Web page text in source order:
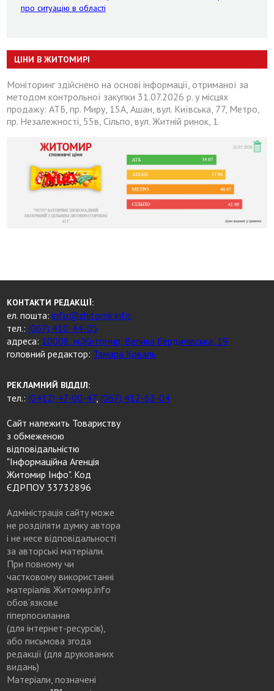
про ситуацію в області
ЦІНИ В ЖИТОМИРІ
Моніторинг здійснено на основі інформації, отриманої за
методом контрольної закупки 31.07.2026 р. у місцях
продажу: АТБ, пр. Миру, 15А, Ашан, вул. Київська, 77, Метро,
пр. Незалежності, 55в, Сільпо, вул. Житній ринок, 1
КОНТАКТИ РЕДАКЦІЇ:
ел. пошта:info@zhitomir.info
тел.:(067) 410-44-05
адреса: 10008, м.Житомир, Велика Бердичівська, 19
головний редактор: Тамара Коваль
РЕКЛАМНИЙ ВІДДІЛ:
тел.:(0412) 47-00-47,(067) 412-63-04
Сайт належить Товариству
з обмеженою
відповідальністю
"Інформаційна Агенція
Житомир Інфо". Код
ЄДРПОУ 33732896
Адміністрація сайту може
не розділяти думку автора
і не несе відповідальності
за авторські матеріали.
При повному чи
частковому використанні
матеріалів Житомир.info
обов’язкове
гіперпосилання
(для інтернет-ресурсів),
або письмова згода
редакції (для друкованих
видань)
Матеріали, позначені